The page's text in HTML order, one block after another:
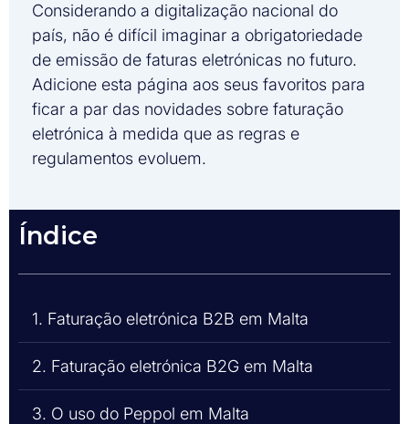
Considerando a digitalização nacional do
país, não é difícil imaginar a obrigatoriedade
de emissão de faturas eletrónicas no futuro.
Adicione esta página aos seus favoritos para
ficar a par das novidades sobre faturação
eletrónica à medida que as regras e
regulamentos evoluem.
Índice
1. Faturação eletrónica B2B em Malta
2. Faturação eletrónica B2G em Malta
3. O uso do Peppol em Malta